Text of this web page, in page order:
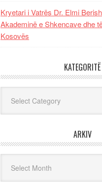
Kryetari i Vatrës Dr. Elmi
Akademinë e Shkencave dhe
Kosovës
KATEGORITË
ARKIV